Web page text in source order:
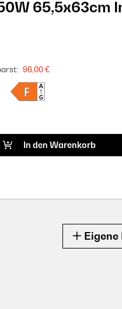
65,5x63cm
96,00 €
In den Warenkorb